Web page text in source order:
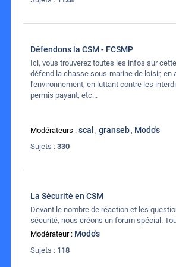
Défendons la CSM - FCSMP
Ici, vous trouverez toutes les infos sur
défend la chasse sous-marine de loisir, en
l'environnement, en luttant contre les
permis payant, etc...
Modérateurs : scal , granseb, Modo's
Sujets : 330
La Sécurité en CSM
Devant le nombre de réaction et les
sécurité, nous créons un forum spécial.
Modérateur : Modo's
Sujets : 118